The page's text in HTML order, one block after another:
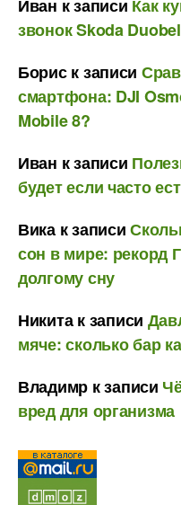
Иван к записи Как
звонок Skoda
Бориск записи
смартфона: DJI
Mobile 8?
Иван к записи
будет если часто
Викак записи
сон в мире: рекорд
долгому сну
Никитак записи
мяче: сколько бар
Владимр к записи
вред для организма